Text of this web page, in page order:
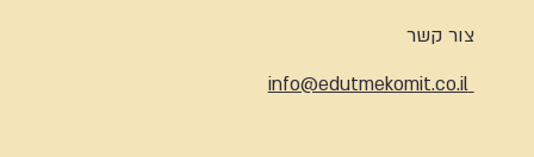
צור קשר
info@edutmekomit.co.il